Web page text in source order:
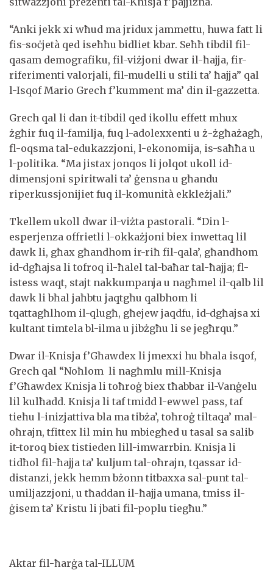
“Anki jekk xi wħud ma jridux jammettu, huwa fatt li
fis-soċjetà qed iseħħu bidliet kbar. Seħħ tibdil fil-
qasam demografiku, fil-viżjoni dwar il-ħajja, fir-
riferimenti valorjali, fil-mudelli u stili ta’ ħajja” qal
l-Isqof Mario Grech f’kumment ma’ din il-gazzetta.
Grech qal li dan it-tibdil qed ikollu effett mhux
żgħir fuq il-familja, fuq l-adolexxenti u ż-żgħażagħ,
fl-oqsma tal-edukazzjoni, l-ekonomija, is-saħħa u
l-politika. “Ma jistax jonqos li jolqot ukoll id-
dimensjoni spiritwali ta’ ġensna u għandu
riperkussjonijiet fuq il-komunità ekkleżjali.”
Tkellem ukoll dwar il-viżta pastorali. “Din l-
esperjenza offrietli l-okkażjoni biex inwettaq lil
dawk li, għax għandhom ir-riħ fil-qala’, għandhom
id-dgħajsa li tofroq il-ħalel tal-baħar tal-ħajja; fl-
istess waqt, stajt nakkumpanja u nagħmel il-qalb lil
dawk li bħal jaħbtu jaqtgħu qalbhom li
tqattagħlhom il-qlugħ, għejew jaqdfu, id-dgħajsa xi
kultant timtela bl-ilma u jibżgħu li se jegħrqu.”
Dwar il-Knisja f’Għawdex li jmexxi hu bħala isqof,
Grech qal “Noħlom li nagħmlu mill-Knisja
f’Għawdex Knisja li toħroġ biex tħabbar il-Vanġelu
lil kulħadd. Knisja li taf tmidd l-ewwel pass, taf
tieħu l-inizjattiva bla ma tibża’, toħroġ tiltaqa’ mal-
oħrajn, tfittex lil min hu mbiegħed u tasal sa salib
it-toroq biex tistieden lill-imwarrbin. Knisja li
tidħol fil-ħajja ta’ kuljum tal-oħrajn, tqassar id-
distanzi, jekk hemm bżonn titbaxxa sal-punt tal-
umiljazzjoni, u tħaddan il-ħajja umana, tmiss il-
ġisem ta’ Kristu li jbati fil-poplu tiegħu.”
Aktar fil-ħarġa tal-ILLUM